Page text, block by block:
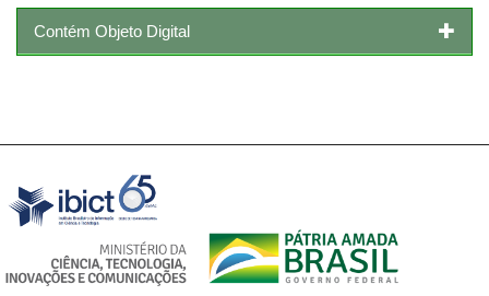
Contém Objeto Digital